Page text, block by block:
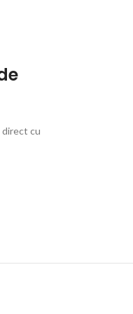
direct cu